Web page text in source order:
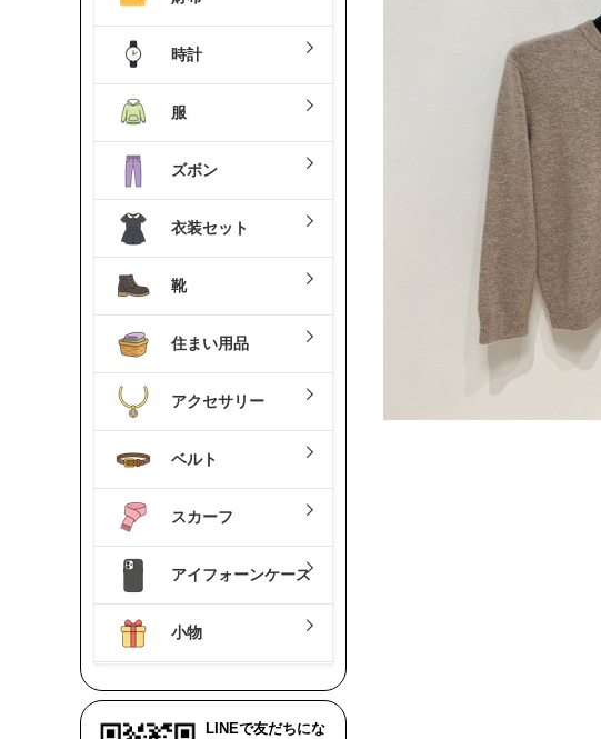
時計
服
ズボン
衣装セット
靴
住まい用品
アクセサリー
ベルト
スカーフ
アイフォーンケース
小物
LINEで友だちにな